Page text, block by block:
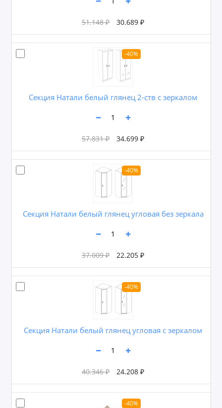
51.148 ₽ 30.689 ₽
-40%
Секция Натали белый глянец 2-ств с зеркалом
57.831 ₽ 34.699 ₽
-40%
Секция Натали белый глянец угловая без зеркала
37.009 ₽ 22.205 ₽
-40%
Секция Натали белый глянец угловая с зеркалом
40.346 ₽ 24.208 ₽
-40%